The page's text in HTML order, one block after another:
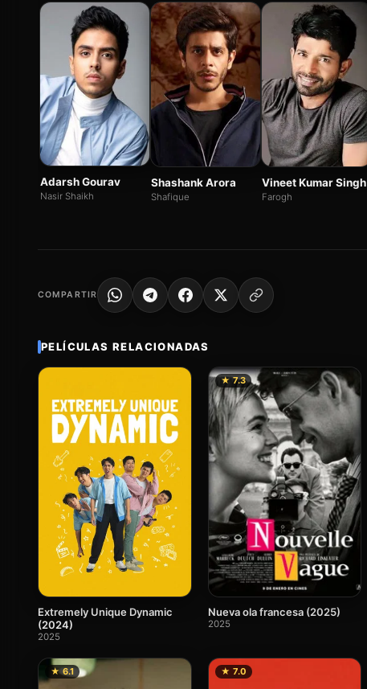
Adarsh Gourav
Nasir Shaikh
Shashank Arora
Shafique
Vineet Kumar Singh
Farogh
COMPARTIR
PELÍCULAS RELACIONADAS
Extremely Unique Dynamic
(2024)
2025
★ 7.3
Nueva ola francesa (2025)
2025
★ 6.1 ★ 7.0